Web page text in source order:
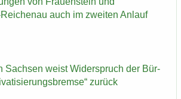
auch im zwei­ten An­lauf
Sach­sen weist Wi­der­spruch der Bür­
zu­rück